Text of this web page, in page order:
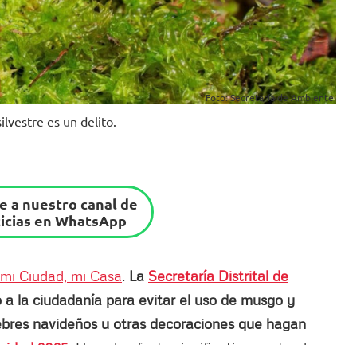
Foto: Secretaría de Ambiente.
es un delito.
a nuestro canal de
en WhatsApp
Ciudad, mi Casa. La Secretaría Distrital de
a la ciudadanía para evitar el uso de musgo y
navideños u otras decoraciones que hagan